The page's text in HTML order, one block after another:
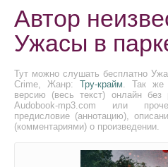
Автор
Ужасы в
Тут можно слушать бесплатно
Crime, Жанр: Тру-крайм. Так же
версию (весь текст) онлайн
Audobook-mp3.com или
предисловие (аннотацию),
(комментариями) о произведении.